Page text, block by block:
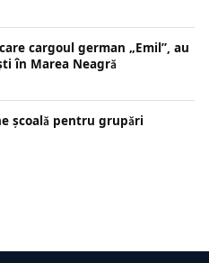
cargoul german „Emil”, au
în Marea Neagră
școală pentru grupări